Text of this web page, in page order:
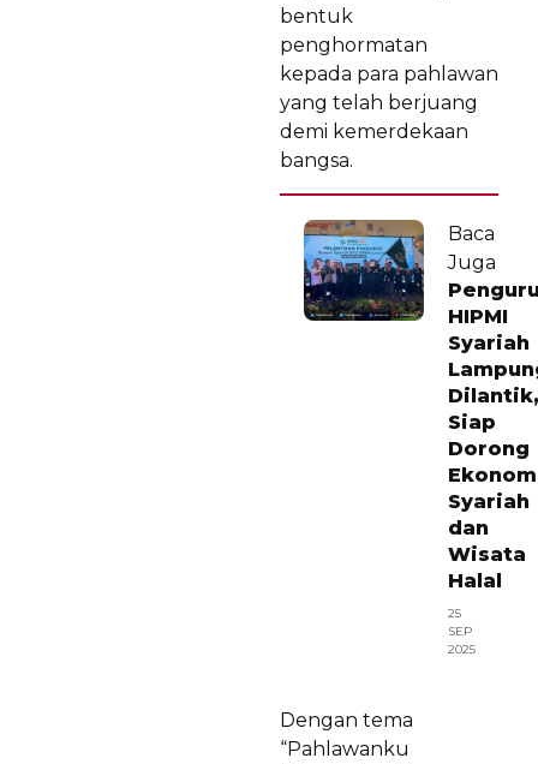
bentuk
penghormatan
kepada para pahlawan
yang telah berjuang
demi kemerdekaan
bangsa.
Baca
Juga
HIPMI
Syariah
Dilantik,
Siap
Dorong
Syariah
dan
Wisata
Halal
25
SEP
2025
Dengan tema
“Pahlawanku